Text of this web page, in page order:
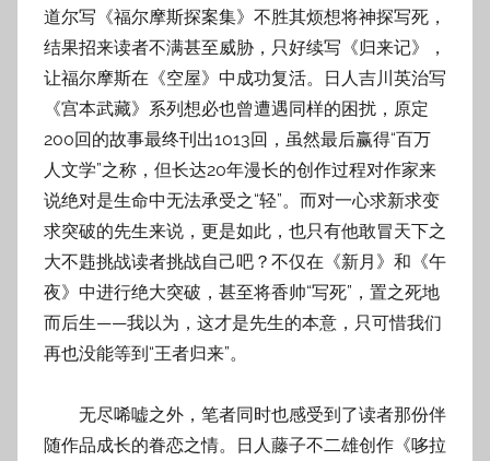
道尔写《福尔摩斯探案集》不胜其烦想将神探写死，
结果招来读者不满甚至威胁，只好续写《归来记》，
让福尔摩斯在《空屋》中成功复活。日人吉川英治写
《宫本武藏》系列想必也曾遭遇同样的困扰，原定
200回的故事最终刊出1013回，虽然最后赢得“百万
人文学”之称，但长达20年漫长的创作过程对作家来
说绝对是生命中无法承受之“轻”。而对一心求新求变
求突破的先生来说，更是如此，也只有他敢冒天下之
大不韪挑战读者挑战自己吧？不仅在《新月》和《午
夜》中进行绝大突破，甚至将香帅“写死”，置之死地
而后生——我以为，这才是先生的本意，只可惜我们
再也没能等到“王者归来”。
无尽唏嘘之外，笔者同时也感受到了读者那份伴
随作品成长的眷恋之情。日人藤子不二雄创作《哆拉